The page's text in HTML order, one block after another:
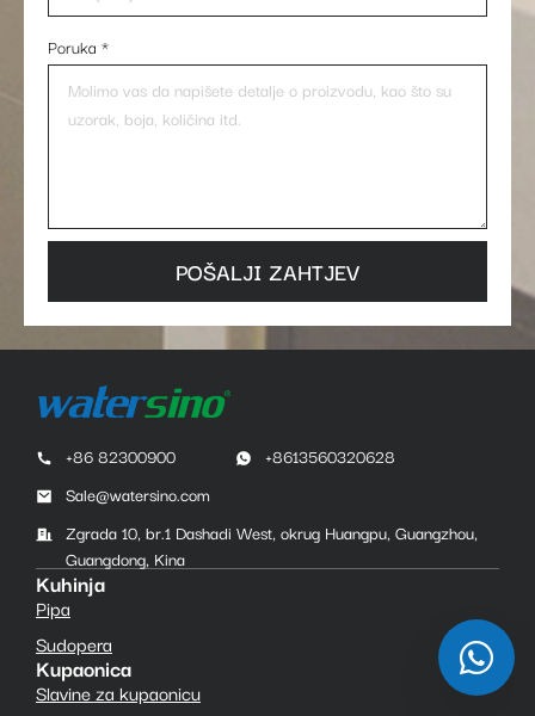
Poruka *
POŠALJI ZAHTJEV
+86 82300900
+8613560320628
Sale@watersino.com
Zgrada 10, br.1 Dashadi West, okrug Huangpu, Guangzhou,
Guangdong, Kina
Kuhinja
Pipa
Sudopera
Kupaonica
Slavine za kupaonicu